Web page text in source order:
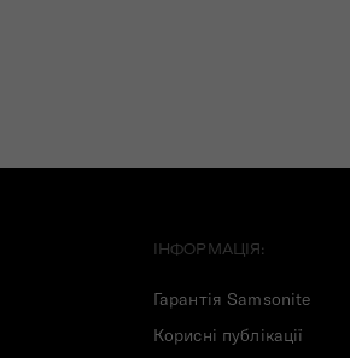
ІНФОРМАЦІЯ:
Гарантія Samsonite
Корисні публікації